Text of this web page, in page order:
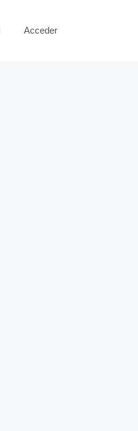
Acceder